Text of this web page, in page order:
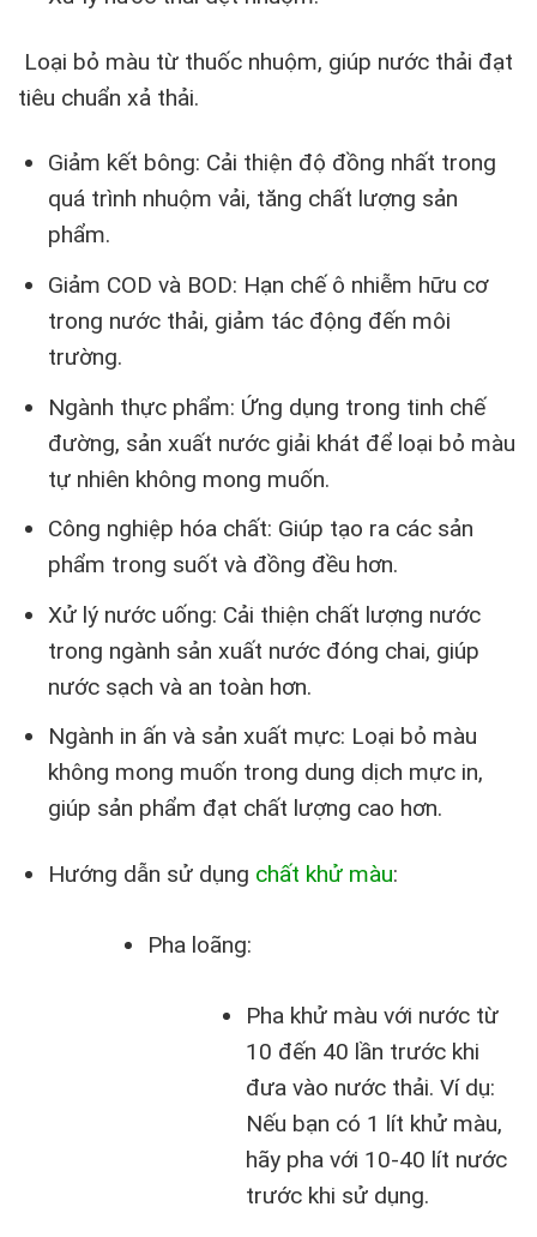
Loại bỏ màu từ thuốc nhuộm, giúp nước thải đạt
tiêu chuẩn xả thải.
Giảm kết bông: Cải thiện độ đồng nhất trong
quá trình nhuộm vải, tăng chất lượng sản
phẩm.
Giảm COD và BOD: Hạn chế ô nhiễm hữu cơ
trong nước thải, giảm tác động đến môi
trường.
Ngành thực phẩm: Ứng dụng trong tinh chế
đường, sản xuất nước giải khát để loại bỏ màu
tự nhiên không mong muốn.
Công nghiệp hóa chất: Giúp tạo ra các sản
phẩm trong suốt và đồng đều hơn.
Xử lý nước uống: Cải thiện chất lượng nước
trong ngành sản xuất nước đóng chai, giúp
nước sạch và an toàn hơn.
Ngành in ấn và sản xuất mực: Loại bỏ màu
không mong muốn trong dung dịch mực in,
giúp sản phẩm đạt chất lượng cao hơn.
Hướng dẫn sử dụng chất khử màu:
Pha loãng:
Pha khử màu với nước từ
10 đến 40 lần trước khi
đưa vào nước thải. Ví dụ:
Nếu bạn có 1 lít khử màu,
hãy pha với 10-40 lít nước
trước khi sử dụng.